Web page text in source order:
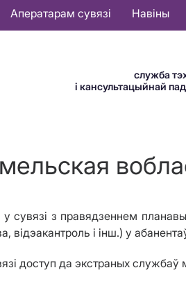
Аператарам сувязі Навіны
служба
і кансультацыйнай
сувязі з правядзеннем
відэакантроль і інш.) у
доступ да экстраных